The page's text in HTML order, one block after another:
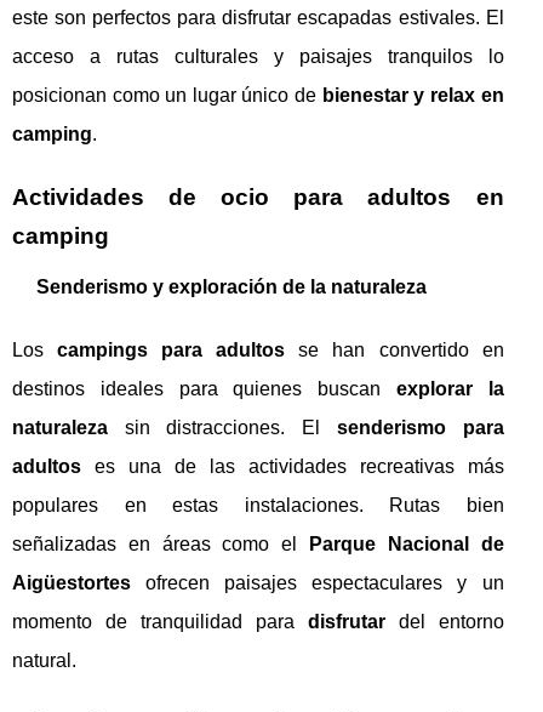
este son perfectos para disfrutar escapadas estivales. El
acceso a rutas culturales y paisajes tranquilos lo
posicionan como un lugar único de bienestar y relax en
camping.
Actividades de ocio para adultos en
camping
Senderismo y exploración de la naturaleza
Loscampings para adultos se han convertido en
destinos ideales para quienes buscan explorar la
naturaleza sin distracciones. El senderismo para
adultos es una de las actividades recreativas más
populares en estas instalaciones. Rutas bien
señalizadas en áreas como el
Parque Nacional de
Aigüestortes ofrecen paisajes espectaculares y un
momento de tranquilidad para disfrutardel entorno
natural.